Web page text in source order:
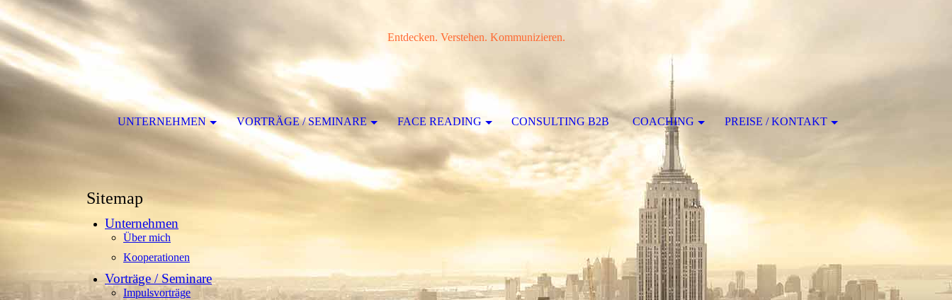
Entdecken. Verstehen. Kommunizieren.
UNTERNEHMEN VORTRÄGE / SEMINARE FACE READING CONSULTING B2B COACHING PREISE / KONTAKT
Sitemap
Unternehmen
Über mich
Kooperationen
Vorträge / Seminare
Impulsvorträge